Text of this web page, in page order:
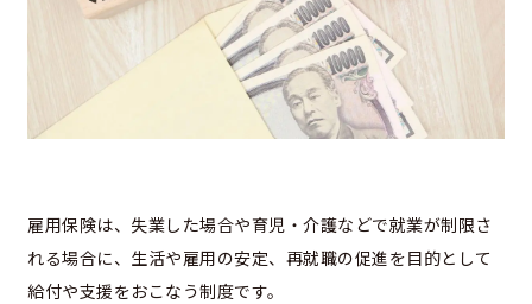
雇用保険は、失業した場合や育児・介護などで就業が制限さ
れる場合に、生活や雇用の安定、再就職の促進を目的として
給付や支援をおこなう制度です。